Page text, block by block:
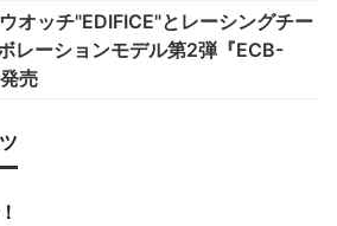
オッチ"EDIFICE"とレーシングチー
レーションモデル第2弾『ECB-
売